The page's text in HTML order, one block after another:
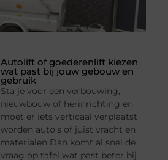
Autolift of goederenlift kiezen
wat past bij jouw gebouw en
gebruik
Sta je voor een verbouwing,
nieuwbouw of herinrichting en
moet er iets verticaal verplaatst
worden auto’s of juist vracht en
materialen Dan komt al snel de
vraag op tafel wat past beter bij